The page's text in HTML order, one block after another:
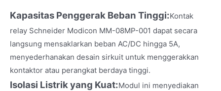
Kapasitas Penggerak Beban Tinggi:Kontak
relay Schneider Modicon MM-08MP-001 dapat secara
langsung mensaklarkan beban AC/DC hingga 5A,
menyederhanakan desain sirkuit untuk menggerakkan
kontaktor atau perangkat berdaya tinggi.
Isolasi Listrik yang Kuat:Modul ini menyediakan